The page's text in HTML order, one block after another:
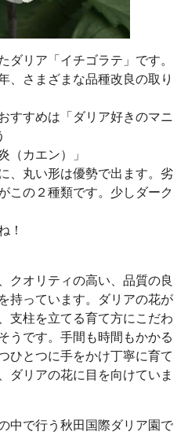
ダリア「イチゴラテ」です。
、さまざまな品種改良の取り
すすめは「ダリア好きのマニ
（カエン）」
、丸い形は優勢で出ます。劣
この２種類です。少しダーク
！
クオリティの高い、品質の良
持っています。ダリアの花が
支柱を立てる育て方にこだわ
うです。手間も時間もかかる
ひとつに手をかけ丁寧に育て
ダリアの花に目を向けていま
中で行う秋田国際ダリア園で